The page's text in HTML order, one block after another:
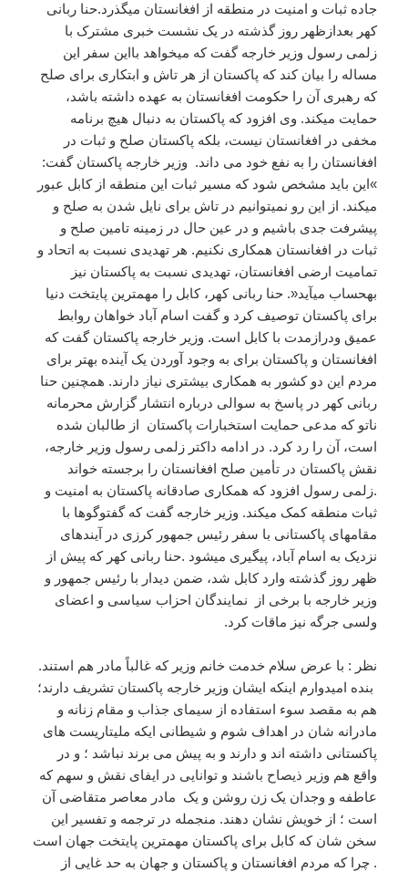
جاده ثبات و امنیت در منطقه از افغانستان میگذرد.حنا ربانی
کهر بعدازظهر روز گذشته در یک نشست خبری مشترک با
زلمی رسول وزیر خارجه گفت که میخواهد بااین سفر این
مساله را بیان کند که پاکستان از هر تاش و ابتکاری برای صلح
که رهبری آن را حکومت افغانستان به عهده داشته باشد،
حمایت میکند. وی افزود که پاکستان به دنبال هیچ برنامه
مخفی در افغانستان نیست، بلکه پاکستان صلح و ثبات در
افغانستان را به نفع خود می داند. وزیر خارجه پاکستان گفت:
»این باید مشخص شود که مسیر ثبات این منطقه از کابل عبور
میکند. از این رو نمیتوانیم در تاش برای نایل شدن به صلح و
پیشرفت جدی باشیم و در عین حال در زمینه تامین صلح و
ثبات در افغانستان همکاری نکنیم. هر تهدیدی نسبت به اتحاد و
تمامیت ارضی افغانستان، تهدیدی نسبت به پاکستان نیز
بهحساب میآید«. حنا ربانی کهر، کابل را مهمترین پایتخت دنیا
برای پاکستان توصیف کرد و گفت اسام آباد خواهان روابط
عمیق ودرازمدت با کابل است. وزیر خارجه پاکستان گفت که
افغانستان و پاکستان برای به وجود آوردن یک آینده بهتر برای
مردم این دو کشور به همکاری بیشتری نیاز دارند. همچنین حنا
ربانی کهر در پاسخ به سوالی درباره انتشار گزارش محرمانه
ناتو که مدعی حمایت استخبارات پاکستان از طالبان شده
است، آن را رد کرد. در ادامه داکتر زلمی رسول وزیر خارجه،
نقش پاکستان در تأمین صلح افغانستان را برجسته خواند
.زلمی رسول افزود که همکاری صادقانه پاکستان به امنیت و
ثبات منطقه کمک میکند. وزیر خارجه گفت که گفتوگوها با
مقامهای پاکستانی با سفر رئیس جمهور کرزی در آیندهای
نزدیک به اسام آباد، پیگیری میشود .حنا ربانی کهر که پیش از
ظهر روز گذشته وارد کابل شد، ضمن دیدار با رئیس جمهور و
وزیر خارجه با برخی از نمایندگان احزاب سیاسی و اعضای
ولسی جرگه نیز ماقات کرد.
نظر : با عرض سلام خدمت خانم وزیر که غالباً مادر هم استند.
بنده امیدوارم اینکه ایشان وزیر خارجه پاکستان تشریف دارند؛
هم به مقصد سوء استفاده از سیمای جذاب و مقام زنانه و
مادرانه شان در اهداف شوم و شیطانی ایکه ملیتاریست های
پاکستانی داشته اند و دارند و به پیش می برند نباشد ؛ و در
واقع هم وزیر ذیصاح باشند و توانایی در ایفای نقش و سهم که
عاطفه و وجدان یک زن روشن و یک مادر معاصر متقاضی آن
است ؛ از خویش نشان دهند. منجمله در ترجمه و تفسیر این
سخن شان که کابل برای پاکستان مهمترین پایتخت جهان است
. چرا که مردم افغانستان و پاکستان و جهان به حد غایی از